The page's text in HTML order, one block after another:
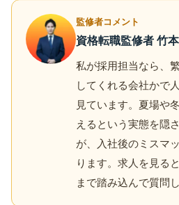
監修者コメント
資格転職監修者 竹
私が採用担当なら、
してくれる会社かで
見ています。夏場や
えるという実態を隠
が、入社後のミスマ
ります。求人を見る
まで踏み込んで質問